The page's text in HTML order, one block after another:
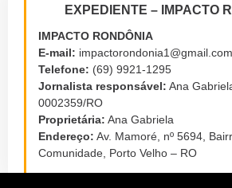
EXPEDIENTE – IMPACTO
IMPACTO RONDÔNIA
E-mail: impactorondonia1@gmail.com
Telefone: (69) 9921-1295
Jornalista responsável: Ana
0002359/RO
Proprietária: Ana Gabriela
Endereço: Av. Mamoré, nº 5694,
Comunidade, Porto Velho – RO